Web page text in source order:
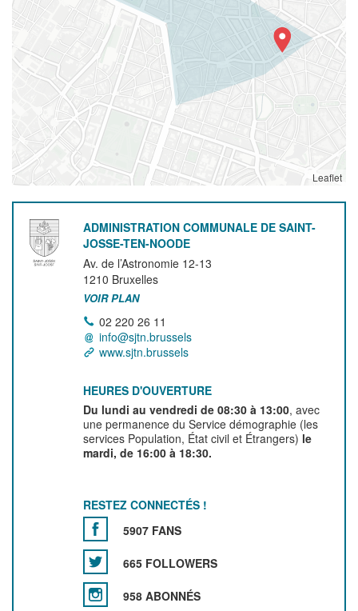
Leaflet
ADMINISTRATION COMMUNALE DE SAINT-
JOSSE-TEN-NOODE
Av. de l’Astronomie 12-13
1210 Bruxelles
VOIR PLAN
02 220 26 11
info@sjtn.brussels
www.sjtn.brussels
HEURES D'OUVERTURE
Du lundi au vendredi de 08:30 à 13:00, avec
une permanence du Service démographie (les
services Population, État civil et Étrangers) le
mardi, de 16:00 à 18:30.
RESTEZ CONNECTÉS !
5907 FANS
665 FOLLOWERS
958 ABONNÉS